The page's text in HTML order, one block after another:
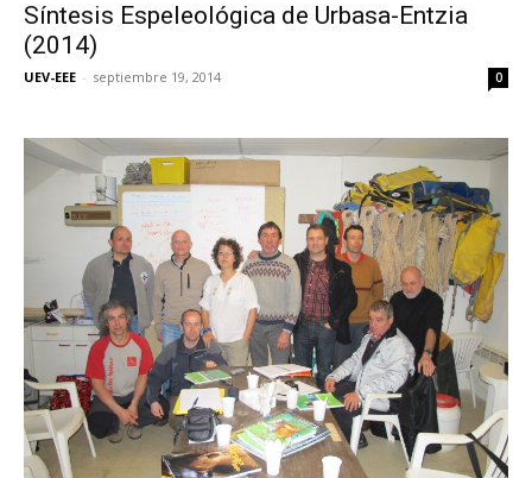
Síntesis Espeleológica de Urbasa-Entzia
(2014)
UEV-EEE - septiembre 19, 2014 0